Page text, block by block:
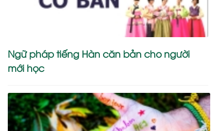
Ngữ pháp tiếng Hàn căn bản cho người
mới học